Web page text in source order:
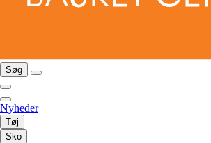
Søg
Nyheder
Tøj
Sko